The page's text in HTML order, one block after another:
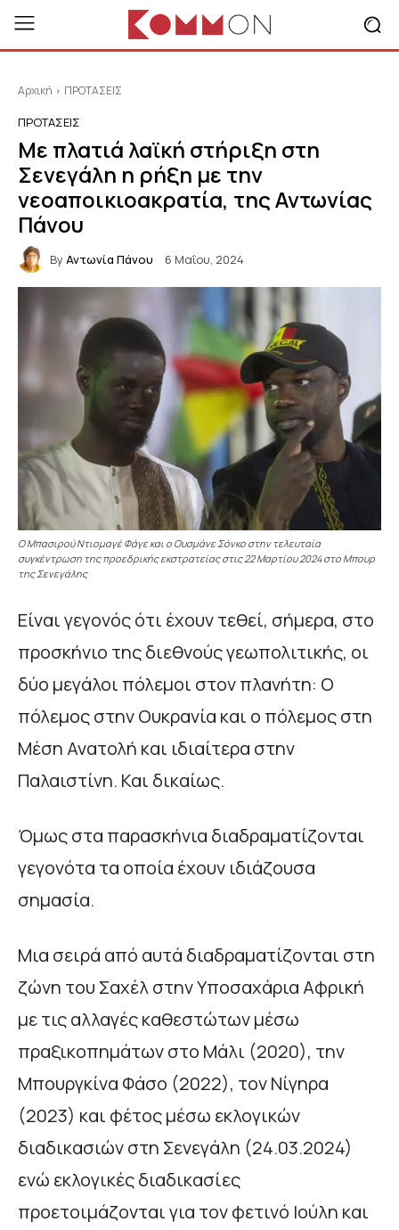
Αρχική ΠΡΟΤΑΣΕΙΣ
ΠΡΟΤΑΣΕΙΣ
Με πλατιά λαϊκή στήριξη στη
Σενεγάλη η ρήξη με την
νεοαποικιοακρατία, της Αντωνίας
Πάνου
By Αντωνία Πάνου 6 Μαΐου, 2024
Ο Μπασιρού Ντιομαγέ Φάγε και ο Ουσμάνε Σόνκο στην τελευταία
συγκέντρωση της προεδρικής εκστρατείας στις 22 Μαρτίου 2024 στο Μπουρ
της Σενεγάλης
Είναι γεγονός ότι έχουν τεθεί, σήμερα, στο
προσκήνιο της διεθνούς γεωπολιτικής, οι
δύο μεγάλοι πόλεμοι στον πλανήτη: Ο
πόλεμος στην Ουκρανία και ο πόλεμος στη
Μέση Ανατολή και ιδιαίτερα στην
Παλαιστίνη. Και δικαίως.
Όμως στα παρασκήνια διαδραματίζονται
γεγονότα τα οποία έχουν ιδιάζουσα
σημασία.
Μια σειρά από αυτά διαδραματίζονται στη
ζώνη του Σαχέλ στην Υποσαχάρια Αφρική
με τις αλλαγές καθεστώτων μέσω
πραξικοπημάτων στο Μάλι (2020), την
Μπουργκίνα Φάσο (2022), τον Νίγηρα
(2023) και φέτος μέσω εκλογικών
διαδικασιών στη Σενεγάλη (24.03.2024)
ενώ εκλογικές διαδικασίες
προετοιμάζονται για τον φετινό Ιούλη και